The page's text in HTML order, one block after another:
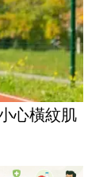
心橫紋肌